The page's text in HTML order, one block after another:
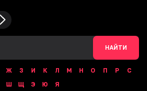
НАЙТИ
Ж З И К Л М Н О П Р
С
Ш Щ Э Ю
Я